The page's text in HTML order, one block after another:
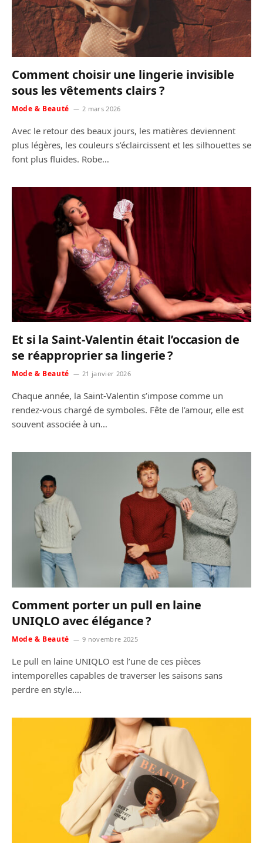
Comment choisir une lingerie invisible
sous les vêtements clairs ?
Mode & Beauté 2 mars 2026
Avec le retour des beaux jours, les matières deviennent
plus légères, les couleurs s’éclaircissent et les silhouettes se
font plus fluides. Robe…
Et si la Saint-Valentin était l’occasion de
se réapproprier sa lingerie ?
Mode & Beauté 21 janvier 2026
Chaque année, la Saint-Valentin s’impose comme un
rendez-vous chargé de symboles. Fête de l’amour, elle est
souvent associée à un…
Comment porter un pull en laine
UNIQLO avec élégance ?
Mode & Beauté 9 novembre 2025
Le pull en laine UNIQLO est l’une de ces pièces
intemporelles capables de traverser les saisons sans
perdre en style.…